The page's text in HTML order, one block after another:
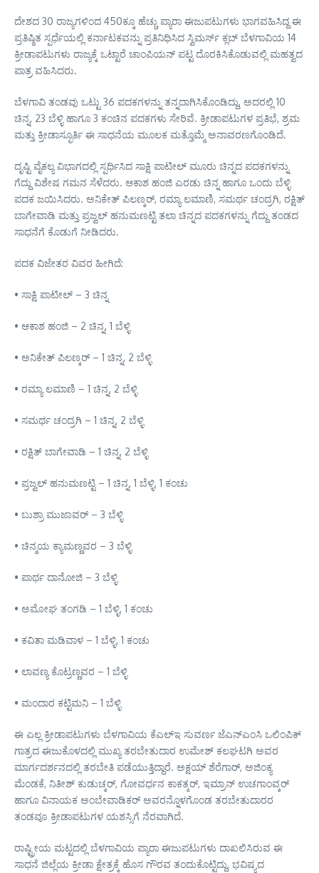
ದೇಶದ 30 ರಾಜ್ಯಗಳಿಂದ 450ಕ್ಕೂ ಹೆಚ್ಚು ಪ್ಯಾರಾ ಈಜುಪಟುಗಳು ಭಾಗವಹಿಸಿದ್ದ ಈ
ಪ್ರತಿಷ್ಠಿತ ಸ್ಪರ್ಧೆಯಲ್ಲಿ ಕರ್ನಾಟಕವನ್ನು ಪ್ರತಿನಿಧಿಸಿದ ಸ್ವಿಮರ್ಸ್ ಕ್ಲಬ್ ಬೆಳಗಾವಿಯ 14
ಕ್ರೀಡಾಪಟುಗಳು ರಾಜ್ಯಕ್ಕೆ ಒಟ್ಟಾರೆ ಚಾಂಪಿಯನ್ ಪಟ್ಟ ದೊರಕಿಸಿಕೊಡುವಲ್ಲಿ ಮಹತ್ವದ
ಪಾತ್ರ ವಹಿಸಿದರು.
ಬೆಳಗಾವಿ ತಂಡವು ಒಟ್ಟು 36 ಪದಕಗಳನ್ನು ತನ್ನದಾಗಿಸಿಕೊಂಡಿದ್ದು, ಅದರಲ್ಲಿ 10
ಚಿನ್ನ, 23 ಬೆಳ್ಳಿ ಹಾಗೂ 3 ಕಂಚಿನ ಪದಕಗಳು ಸೇರಿವೆ. ಕ್ರೀಡಾಪಟುಗಳ ಪ್ರತಿಭೆ, ಶ್ರಮ
ಮತ್ತು ಕ್ರೀಡಾಸ್ಫೂರ್ತಿ ಈ ಸಾಧನೆಯ ಮೂಲಕ ಮತ್ತೊಮ್ಮೆ ಅನಾವರಣಗೊಂಡಿದೆ.
ದೃಷ್ಟಿ ವೈಕಲ್ಯ ವಿಭಾಗದಲ್ಲಿ ಸ್ಪರ್ಧಿಸಿದ ಸಾಕ್ಷಿ ಪಾಟೀಲ್ ಮೂರು ಚಿನ್ನದ ಪದಕಗಳನ್ನು
ಗೆದ್ದು ವಿಶೇಷ ಗಮನ ಸೆಳೆದರು. ಆಕಾಶ ಹಂಜಿ ಎರಡು ಚಿನ್ನ ಹಾಗೂ ಒಂದು ಬೆಳ್ಳಿ
ಪದಕ ಜಯಿಸಿದರು. ಅನಿಕೇತ್ ಪಿಲಣ್ಕರ್, ರಮ್ಯಾ ಲಮಾಣಿ, ಸಮರ್ಥ ಚಂದ್ರಗಿ, ರಕ್ಷಿತ್
ಬಾಗೇವಾಡಿ ಮತ್ತು ಪ್ರಜ್ವಲ್ ಹನುಮಣಟ್ಟಿ ತಲಾ ಚಿನ್ನದ ಪದಕಗಳನ್ನು ಗೆದ್ದು ತಂಡದ
ಸಾಧನೆಗೆ ಕೊಡುಗೆ ನೀಡಿದರು.
ಪದಕ ವಿಜೇತರ ವಿವರ ಹೀಗಿದೆ:
• ಸಾಕ್ಷಿ ಪಾಟೀಲ್ – 3 ಚಿನ್ನ
• ಆಕಾಶ ಹಂಜಿ – 2 ಚಿನ್ನ, 1 ಬೆಳ್ಳಿ
• ಅನಿಕೇತ್ ಪಿಲಣ್ಕರ್ – 1 ಚಿನ್ನ, 2 ಬೆಳ್ಳಿ
• ರಮ್ಯಾ ಲಮಾಣಿ – 1 ಚಿನ್ನ, 2 ಬೆಳ್ಳಿ
• ಸಮರ್ಥ ಚಂದ್ರಗಿ – 1 ಚಿನ್ನ, 2 ಬೆಳ್ಳಿ
• ರಕ್ಷಿತ್ ಬಾಗೇವಾಡಿ – 1 ಚಿನ್ನ, 2 ಬೆಳ್ಳಿ
• ಪ್ರಜ್ವಲ್ ಹನುಮಣಟ್ಟಿ – 1 ಚಿನ್ನ, 1 ಬೆಳ್ಳಿ, 1 ಕಂಚು
• ಬುಶ್ರಾ ಮುಜಾವರ್ – 3 ಬೆಳ್ಳಿ
• ಚಿನ್ಮಯ ಕ್ಯಾಮಣ್ಣವರ – 3 ಬೆಳ್ಳಿ
• ಪಾರ್ಥ ದಾನೋಜಿ – 3 ಬೆಳ್ಳಿ
• ಅಮೋಘ ತಂಗಡಿ – 1 ಬೆಳ್ಳಿ, 1 ಕಂಚು
• ಕವಿತಾ ಮಡಿವಾಳ – 1 ಬೆಳ್ಳಿ, 1 ಕಂಚು
• ಲಾವಣ್ಯ ಕೊಟ್ರಣ್ಣವರ – 1 ಬೆಳ್ಳಿ
• ಮಂದಾರ ಕಟ್ಟಿಮನಿ – 1 ಬೆಳ್ಳಿ
ಈ ಎಲ್ಲ ಕ್ರೀಡಾಪಟುಗಳು ಬೆಳಗಾವಿಯ ಕೆಎಲ್‌ಇ ಸುವರ್ಣ ಜೆಎನ್‌ಎಂಸಿ ಒಲಿಂಪಿಕ್
ಗಾತ್ರದ ಈಜುಕೊಳದಲ್ಲಿ ಮುಖ್ಯ ತರಬೇತುದಾರ ಉಮೇಶ್ ಕಲಘಟಗಿ ಅವರ
ಮಾರ್ಗದರ್ಶನದಲ್ಲಿ ತರಬೇತಿ ಪಡೆಯುತ್ತಿದ್ದಾರೆ. ಅಕ್ಷಯ್ ಶೆರೆಗಾರ್, ಅಜಿಂಕ್ಯ
ಮೆಂಡಕೆ, ನಿತೀಶ್ ಕುಡುಚ್ಕರ್, ಗೋವರ್ಧನ ಕಾಕತ್ಕರ್, ಇಮ್ರಾನ್ ಉಚಗಾಂವ್ಕರ್
ಹಾಗೂ ವಿನಾಯಕ ಅಂಬೇವಾಡಿಕರ್ ಅವರನ್ನೊಳಗೊಂಡ ತರಬೇತುದಾರರ
ತಂಡವೂ ಕ್ರೀಡಾಪಟುಗಳ ಯಶಸ್ಸಿಗೆ ನೆರವಾಗಿದೆ.
ರಾಷ್ಟ್ರೀಯ ಮಟ್ಟದಲ್ಲಿ ಬೆಳಗಾವಿಯ ಪ್ಯಾರಾ ಈಜುಪಟುಗಳು ದಾಖಲಿಸಿರುವ ಈ
ಸಾಧನೆ ಜಿಲ್ಲೆಯ ಕ್ರೀಡಾ ಕ್ಷೇತ್ರಕ್ಕೆ ಹೊಸ ಗೌರವ ತಂದುಕೊಟ್ಟಿದ್ದು, ಭವಿಷ್ಯದ